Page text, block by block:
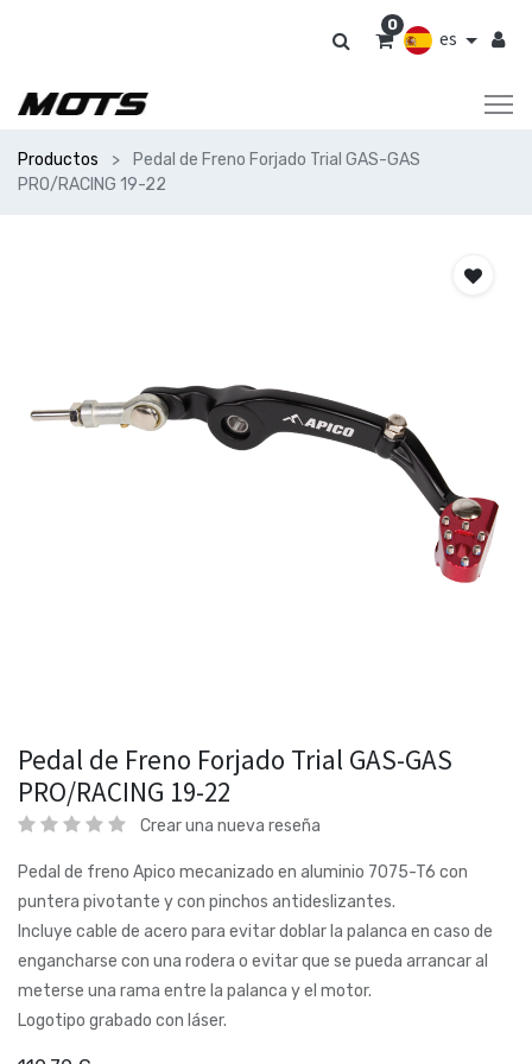
es
0
Productos
Pedal de Freno Forjado Trial GAS-GAS
PRO/RACING 19-22
Pedal de Freno Forjado Trial GAS-GAS
PRO/RACING 19-22
Crear una nueva reseña
Pedal de freno Apico mecanizado en aluminio 7075-T6 con
puntera pivotante y con pinchos antideslizantes.
Incluye cable de acero para evitar doblar la palanca en caso de
engancharse con una rodera o evitar que se pueda arrancar al
meterse una rama entre la palanca y el motor.
Logotipo grabado con láser.